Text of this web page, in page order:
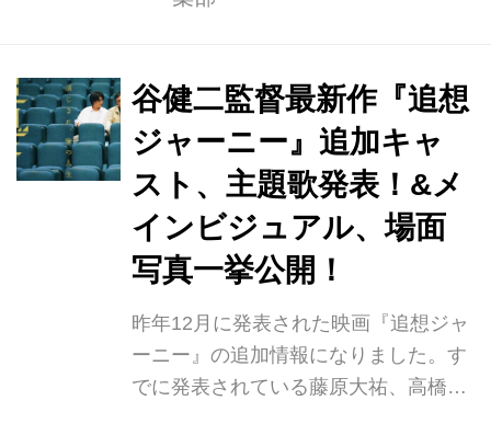
年にインターネットの匿名掲示板で話
題となった、ある新婚家族を襲った実
際の出来事をモチーフとしたオリジナ
ル脚本のホーム・パラサイト・ホラ
ー。 十代の女の子と新しく家族となる
継母の関係を軸に、謎の少女「ちーち
ゃん」と家族の壮絶の争いを描いた作
品で、現在（2024年3月21日時点）
「ヤングマガジン」（講談社）で、本
作の前日...
谷健二監督最新作『追想
ジャーニー』追加キャ
スト、主題歌発表！&メ
インビジュアル、場面
写真一挙公開！
昨年12月に発表された映画『追想ジャ
ーニー』の追加情報になりました。す
でに発表されている藤原大祐、高橋和